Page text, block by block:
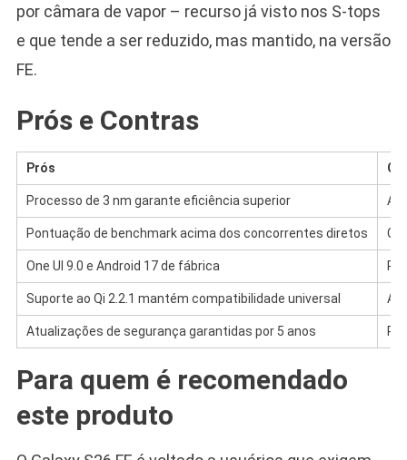
por câmara de vapor – recurso já visto nos S-tops
e que tende a ser reduzido, mas mantido, na versão
FE.
Prós e Contras
Prós
Processo de 3 nm garante eficiência superior
Pontuação de benchmark acima dos concorrentes diretos
One UI 9.0 e Android 17 de fábrica
Suporte ao Qi 2.2.1 mantém compatibilidade universal
Atualizações de segurança garantidas por 5 anos
Para quem é recomendado
este produto